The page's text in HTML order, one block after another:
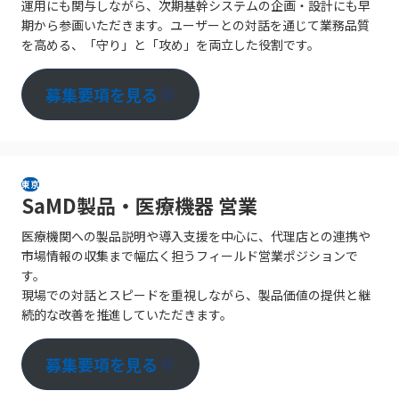
運用にも関与しながら、次期基幹システムの企画・設計にも早
期から参画いただきます。ユーザーとの対話を通じて業務品質
を高める、「守り」と「攻め」を両立した役割です。
募集要項を見る
SaMD製品・医療機器 営業
東京
医療機関への製品説明や導入支援を中心に、代理店との連携や
市場情報の収集まで幅広く担うフィールド営業ポジションで
す。
現場での対話とスピードを重視しながら、製品価値の提供と継
続的な改善を推進していただきます。
募集要項を見る